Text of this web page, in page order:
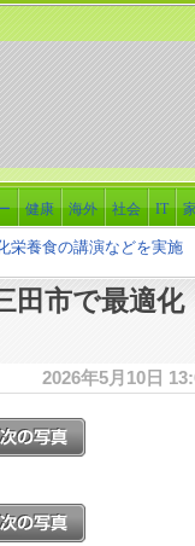
健康 海外 社会 IT
栄養食の講演などを実施
田市で最適化
2026年5月10日